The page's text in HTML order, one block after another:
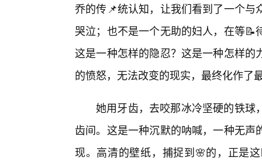
乔的传📌统认知，让我们看到了一个
哭泣；也不是一个无助的妇人，在等
这是一种怎样的隐忍？这是一种怎样
的愤怒，无法改变的现实，最终化作了
她用牙齿，去咬那冰冷坚硬的铁球
齿间。这是一种沉默的呐喊，一种无
现。高清的壁纸，捕捉到🌸的，正是